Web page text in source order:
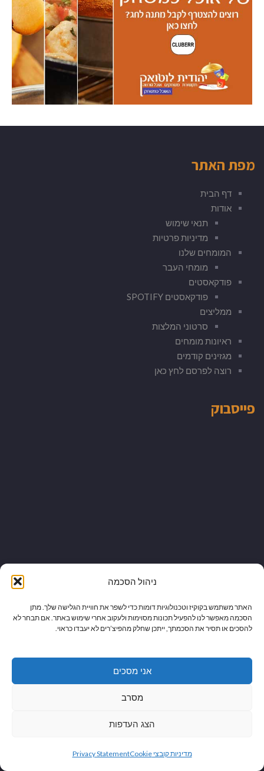
ניהול הסכמה
האתר משתמש בקוקיז וטכנולוגיות דומות כדי לשפר את חוויית הגלישה שלך. מתן
הסכמה מאפשר לנו להפעיל תכונות מסוימות ולעקוב אחרי שימוש באתר. אם תבחר לא
להסכים או תסיר את הסכמתך, ייתכן שחלק מהפיצ’רים לא יעבדו כראוי.
אני מסכים
מסרב
הצג העדפות
מדיניות קובצי Cookie Privacy Statement
מפת האתר
דף הבית
אודות
תנאי שימוש
מדיניות פרטיות
המומחים שלנו
מומחי העבר
פודקאסטים
פודקאסטים SPOTIFY
ממליצים
סרטוני המלצות
ראיונות מומחים
מגזינים קודמים
רוצה לפרסם לחץ כאן
פייסבוק
לראש